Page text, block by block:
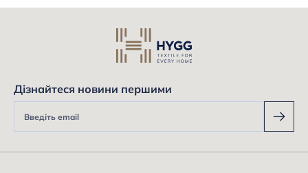
Дізнайтеся новини першими